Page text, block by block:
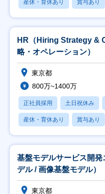
産休・育休あり 賞与あり
HR（Hiring Strategy &
略・オペレーション）
東京都
800万~1400万
正社員採用 土日祝休み
産休・育休あり 賞与あり
基盤モデルサービス開
デル / 画像基盤モデル）
東京都